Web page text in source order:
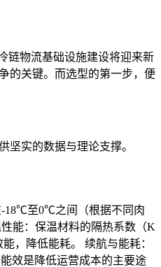
链物流基础设施建设将迎来新
的关键。而选型的第一步，便
实的数据与理论支撑。
-18℃至0℃之间（根据不同肉
能：保温材料的隔热系数（K
，降低能耗。 续航与能耗：
效是降低运营成本的主要途